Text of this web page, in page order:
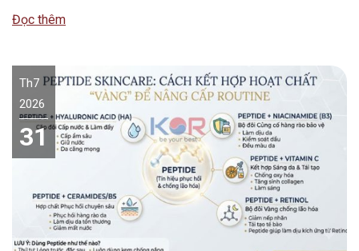
Đọc thêm
Th7
2026
31